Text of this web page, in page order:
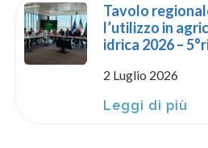
Tavolo
l’utilizzo in
idrica 2026 –
2 Luglio 2026
Leggi di più